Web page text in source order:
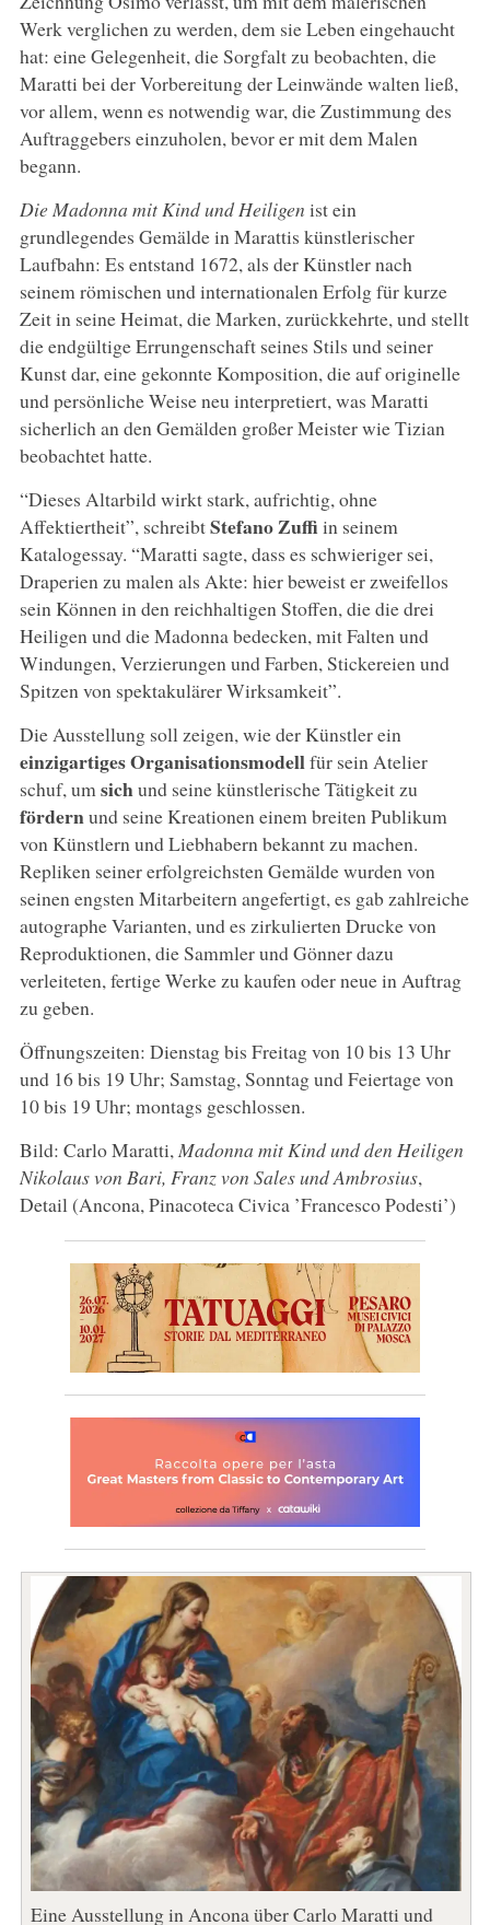
Werk verglichen zu werden, dem sie Leben eingehaucht
hat: eine Gelegenheit, die Sorgfalt zu beobachten, die
Maratti bei der Vorbereitung der Leinwände walten ließ,
vor allem, wenn es notwendig war, die Zustimmung des
Auftraggebers einzuholen, bevor er mit dem Malen
begann.
Die Madonna mit Kind und Heiligen ist ein
grundlegendes Gemälde in Marattis künstlerischer
Laufbahn: Es entstand 1672, als der Künstler nach
seinem römischen und internationalen Erfolg für kurze
Zeit in seine Heimat, die Marken, zurückkehrte, und stellt
die endgültige Errungenschaft seines Stils und seiner
Kunst dar, eine gekonnte Komposition, die auf originelle
und persönliche Weise neu interpretiert, was Maratti
sicherlich an den Gemälden großer Meister wie Tizian
beobachtet hatte.
“Dieses Altarbild wirkt stark, aufrichtig, ohne
Affektiertheit”, schreibtStefano Zuffiin seinem
Katalogessay. “Maratti sagte, dass es schwieriger sei,
Draperien zu malen als Akte: hier beweist er zweifellos
sein Können in den reichhaltigen Stoffen, die die drei
Heiligen und die Madonna bedecken, mit Falten und
Windungen, Verzierungen und Farben, Stickereien und
Spitzen von spektakulärer Wirksamkeit”.
Die Ausstellung soll zeigen, wie der Künstler ein
einzigartiges Organisationsmodellfür sein Atelier
schuf, um sichund seine künstlerische Tätigkeit zu
fördernund seine Kreationen einem breiten Publikum
von Künstlern und Liebhabern bekannt zu machen.
Repliken seiner erfolgreichsten Gemälde wurden von
seinen engsten Mitarbeitern angefertigt, es gab zahlreiche
autographe Varianten, und es zirkulierten Drucke von
Reproduktionen, die Sammler und Gönner dazu
verleiteten, fertige Werke zu kaufen oder neue in Auftrag
zu geben.
Öffnungszeiten: Dienstag bis Freitag von 10 bis 13 Uhr
und 16 bis 19 Uhr; Samstag, Sonntag und Feiertage von
10 bis 19 Uhr; montags geschlossen.
Bild: Carlo Maratti, Madonna mit Kind und den Heiligen
Nikolaus von Bari, Franz von Sales und Ambrosius,
Detail (Ancona, Pinacoteca Civica ’Francesco Podesti’)
Eine Ausstellung in Ancona über Carlo Maratti und